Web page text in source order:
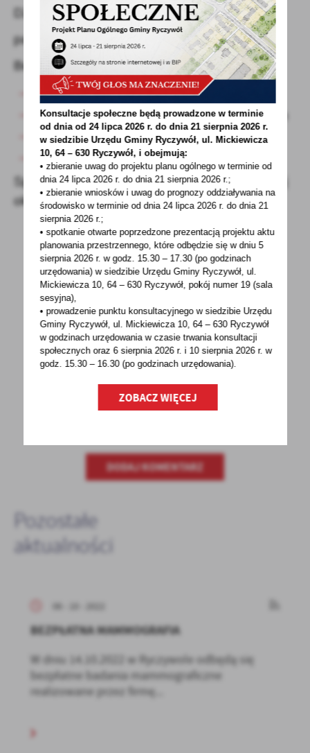
DZIEŃ SENIORA
październik 2022
Bezpiecznie, zdrowo, bezgotówkowo
porady specjalistów z ZUS
porady ekspertów z instytucji partnerskich
materiały informacyjne
atrakcje kulturalne, wykłady, warsztaty
Sprawdź, co i kiedy będzie się działo w Twojej
okolicy na www.zus.pl
POWRÓT UDOSTĘPNIJ
POPRZEDNI NASTĘPNY
Spodobała Ci się informacja? Zostaw nam swoją opinię
- to dla Ciebie staramy się być najlepsi, a Twoje zdanie
DODAJ KOMENTARZ
Pozostałe
aktualności
06 - 10 - 2022
BEZPŁATNA MAMMOGRAFIA
W dniu 14.10.2022 w Ryczywole odbędą się
bezpłatne badania mammograficzne
realizowane przez firmę...
Konsultacje społeczne będą prowadzone w terminie
od dnia od 24 lipca 2026 r. do dnia 21 sierpnia 2026 r.
w siedzibie Urzędu Gminy Ryczywół, ul. Mickiewicza
10, 64 – 630 Ryczywół, i obejmują:
• zbieranie uwag do projektu planu ogólnego w terminie od
dnia 24 lipca 2026 r. do dnia 21 sierpnia 2026 r.;
• zbieranie wniosków i uwag do prognozy oddziaływania na
środowisko w terminie od dnia 24 lipca 2026 r. do dnia 21
sierpnia 2026 r.;
• spotkanie otwarte poprzedzone prezentacją projektu aktu
planowania przestrzennego, które odbędzie się w dniu 5
sierpnia 2026 r.w godz. 15.30 – 17.30 (po godzinach
urzędowania) w siedzibie Urzędu Gminy Ryczywół, ul.
Mickiewicza 10, 64 – 630 Ryczywół, pokójnumer 19 (sala
sesyjna),
• prowadzenie punktu konsultacyjnego w siedzibie Urzędu
Gminy Ryczywół, ul. Mickiewicza 10, 64 – 630 Ryczywół
w godzinachurzędowania w czasie trwania konsultacji
społecznych oraz 6 sierpnia 2026 r. i 10 sierpnia 2026 r. w
godz. 15.30 – 16.30 (po godzinachurzędowania).
ZOBACZ WIĘCEJ